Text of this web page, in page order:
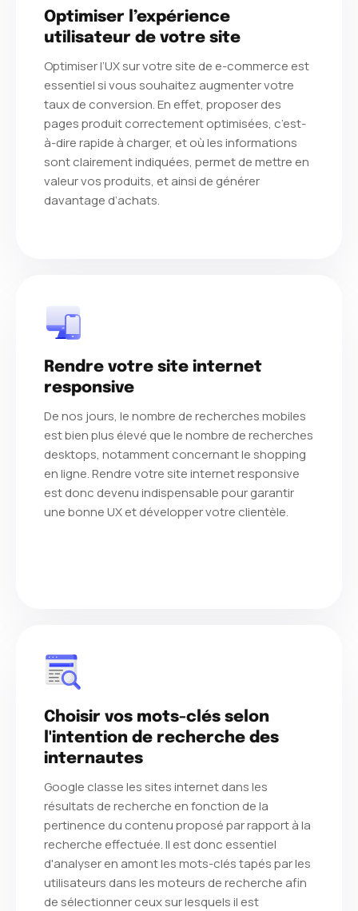
Optimiser l’expérience
utilisateur de votre site
Optimiser l’UX sur votre site de e-commerce est
essentiel si vous souhaitez augmenter votre
taux de conversion. En effet, proposer des
pages produit correctement optimisées, c’est-
à-dire rapide à charger, et où les informations
sont clairement indiquées, permet de mettre en
valeur vos produits, et ainsi de générer
davantage d’achats.
Rendre votre site internet
responsive
De nos jours, le nombre de recherches mobiles
est bien plus élevé que le nombre de recherches
desktops, notamment concernant le shopping
en ligne. Rendre votre site internet responsive
est donc devenu indispensable pour garantir
une bonne UX et développer votre clientèle.
Choisir vos mots-clés selon
l'intention de recherche des
internautes
Google classe les sites internet dans les
résultats de recherche en fonction de la
pertinence du contenu proposé par rapport à la
recherche effectuée. Il est donc essentiel
d'analyser en amont les mots-clés tapés par les
utilisateurs dans les moteurs de recherche afin
de sélectionner ceux sur lesquels il est